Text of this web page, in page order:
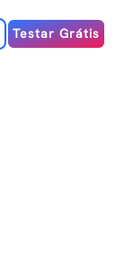
Testar Grátis